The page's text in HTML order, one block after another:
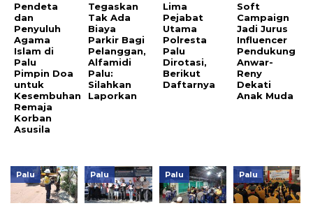
Pendeta
dan
Penyuluh
Agama
Islam di
Palu
Pimpin Doa
untuk
Kesembuhan
Remaja
Korban
Asusila
Tegaskan
Tak Ada
Biaya
Parkir Bagi
Pelanggan,
Alfamidi
Palu:
Silahkan
Laporkan
Lima
Pejabat
Utama
Polresta
Palu
Dirotasi,
Berikut
Daftarnya
Soft
Campaign
Jadi Jurus
Influencer
Pendukung
Anwar-
Reny
Dekati
Anak Muda
Palu Palu Palu Palu